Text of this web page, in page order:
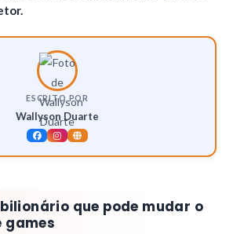
ESCRITO POR
Wallyson Duarte
que pode mudar o
games